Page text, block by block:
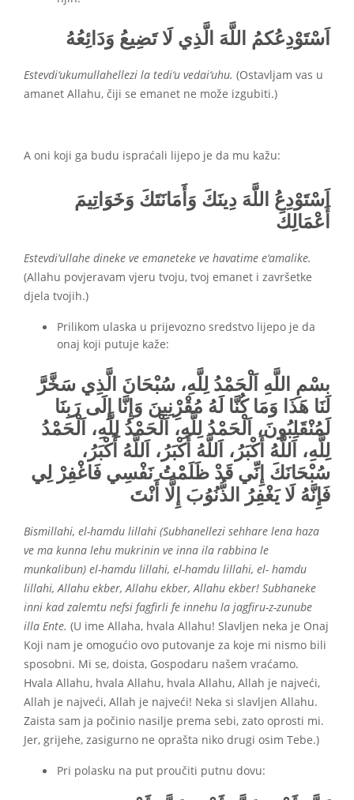
اَسْتَوْدِعُكمُ اللَّهَ الَّذِي لَا تَضِيعُ وَدَائِعُهُ
Estevdi‘ukumullahellezi la tedi‘u vedai‘uhu. (Ostavljam vas u
amanet Allahu, čiji se emanet ne može izgubiti.)
A oni koji ga budu ispraćali lijepo je da mu kažu:
اَسْتَوْدِعُ اللَّهَ دِينَكَ وَأَمَانَتَكَ وَخَوَاتِيمَ
أَعْمَالِكَ
Estevdi‘ullahe dineke ve emaneteke ve havatime e‘amalike.
(Allahu povjeravam vjeru tvoju, tvoj emanet i završetke
djela tvojih.)
Prilikom ulaska u prijevozno sredstvo lijepo je da
onaj koji putuje kaže:
بسْمِ اللَّهِ اَلْحَمْدُ لِلَّهِ، سُبْحَانَ الَّذِي سَخَّرََّ
لَنَا هَذَا وَمَا كُنَّا لَهُ مُقْرِْنِينَ وَإِنَّا إِلَى رَبِنَا
لَمُنْقَلِبُونَ، اَلْحَمْدُ لِلَّهِ، اَلْحَمْدُ لِلَّهِ، اَلْحَمْدُ
لِلَّهِ، اَللَّهُ أَكْبَرُ، اَللَّهُ أَكْبَرُ، اَللَّهُ أَكْبَرُ،
سُبْحَانَكَ إِنِّي قَدْ ظَلَمْتُ نَفْسِي فَاغْفِرْ لِي
فَإِنَّهُ لَا يَغْفِرُ الذُّنُوُبَ إِلَّا أَنْتَ
Bismillahi, el-hamdu lillahi (Subhanellezi sehhare lena haza
ve ma kunna lehu mukrinin ve inna ila rabbina le
munkalibun) el-hamdu lillahi, el-hamdu lillahi, el- hamdu
lillahi, Allahu ekber, Allahu ekber, Allahu ekber! Subhaneke
inni kad zalemtu nefsi fagfirli fe innehu la jagfiru-z-zunube
illa Ente. (U ime Allaha, hvala Allahu! Slavljen neka je Onaj
Koji nam je omogućio ovo putovanje za koje mi nismo bili
sposobni. Mi se, doista, Gospodaru našem vraćamo.
Hvala Allahu, hvala Allahu, hvala Allahu, Allah je najveći,
Allah je najveći, Allah je najveći! Neka si slavljen Allahu.
Zaista sam ja počinio nasilje prema sebi, zato oprosti mi.
Jer, grijehe, zasigurno ne oprašta niko drugi osim Tebe.)
Pri polasku na put proučiti putnu dovu: